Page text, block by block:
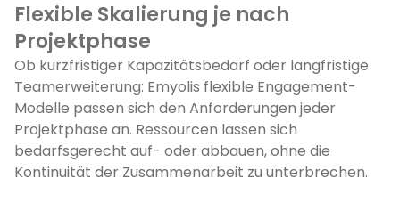
Flexible Skalierung je nach
Projektphase
Ob kurzfristiger Kapazitätsbedarf oder langfristige
Teamerweiterung: Emyolis flexible Engagement-
Modelle passen sich den Anforderungen jeder
Projektphase an. Ressourcen lassen sich
bedarfsgerecht auf- oder abbauen, ohne die
Kontinuität der Zusammenarbeit zu unterbrechen.